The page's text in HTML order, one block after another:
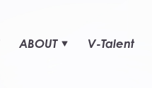
ABOUT V-Talent